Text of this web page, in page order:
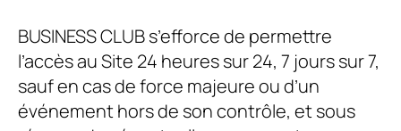
BUSINESS CLUBs’efforce de permettre
l’accès au Site 24 heures sur 24, 7 jours sur 7,
sauf en cas de force majeure ou d’un
événement hors de son contrôle, et sous